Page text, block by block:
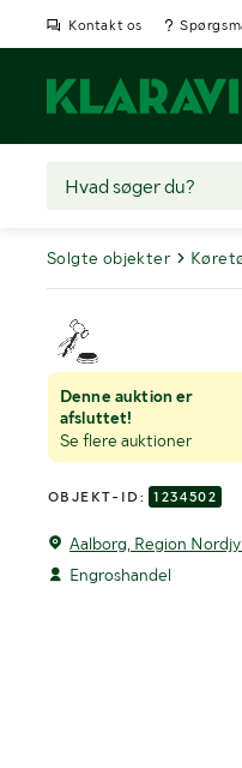
Kontakt os
Solgte objekter
Denne auktion er
afsluttet!
Se flere auktioner
OBJEKT-ID: 1234502
Aalborg, Region
Engroshandel